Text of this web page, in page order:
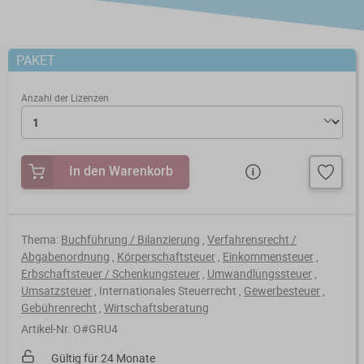
Formulare
Fahrtenbücher
Fachwissen
Fundierte Informationen und
Merkblätter
Checklisten
Ausbildungsbegleitung
Quer- und Wiedereinstieg
Webinare
Live-Onlineveranstaltungen mit
Live-Termine
Aufzeichnungen
Prüfungsvorbereitung
Einkommensteuer
Erbschaftsteuer / Schenkungsteuer
Körperschaft- / Umwandlungsteuer
Lohnsteuer
Umsatzsteuer
PAKET
Anzahl der Lizenzen
In den Warenkorb
Thema: Buchführung / Bilanzierung Verfahrensrecht /
Abgabenordnung Körperschaftsteuer Einkommensteuer
Erbschaftsteuer / Schenkungsteuer Umwandlungssteuer
Umsatzsteuer Internationales Steuerrecht Gewerbesteuer
Gebührenrecht Wirtschaftsberatung
Artikel-Nr. O#GRU4
Gültig für 24 Monate